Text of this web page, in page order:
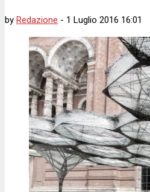
by Redazione - 1 Luglio 2016 16:01